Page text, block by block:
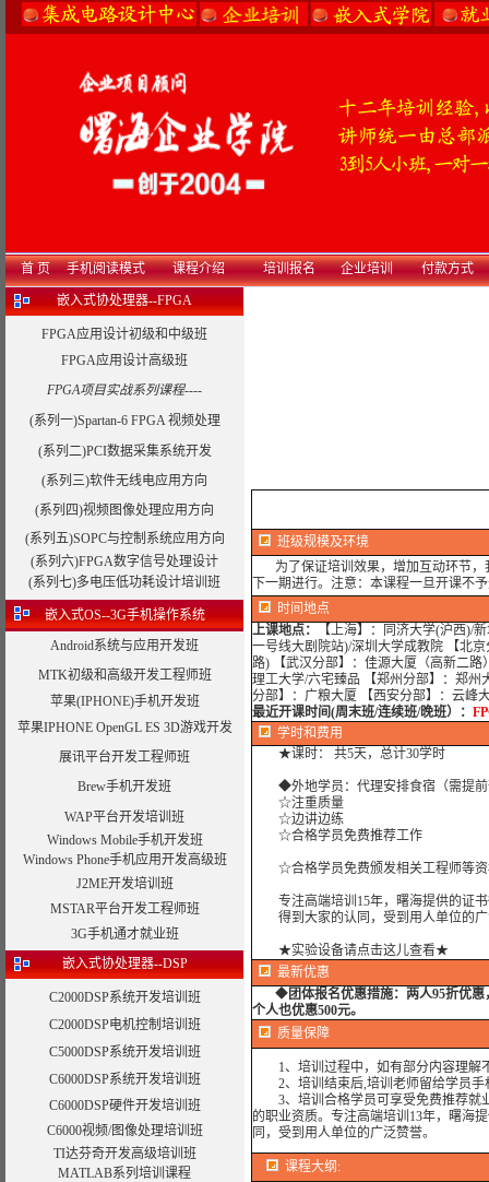
首 页 手机阅读模式 课程介绍 培训报名 企业培训 付款方式
嵌入式协处理器--FPGA
FPGA应用设计初级和中级班
FPGA应用设计高级班
FPGA项目实战系列课程----
(系列一)Spartan-6 FPGA 视频处理
(系列二)PCI数据采集系统开发
(系列三)软件无线电应用方向
(系列四)视频图像处理应用方向
(系列五)SOPC与控制系统应用方向
(系列六)FPGA数字信号处理设计
(系列七)多电压低功耗设计培训班
嵌入式OS--3G手机操作系统
Android系统与应用开发班
MTK初级和高级开发工程师班
苹果(IPHONE)手机开发班
苹果IPHONE OpenGL ES 3D游戏开发
展讯平台开发工程师班
Brew手机开发班
WAP平台开发培训班
Windows Mobile手机开发班
Windows Phone手机应用开发高级班
J2ME开发培训班
MSTAR平台开发工程师班
3G手机通才就业班
嵌入式协处理器--DSP
C2000DSP系统开发培训班
C2000DSP电机控制培训班
C5000DSP系统开发培训班
C6000DSP系统开发培训班
C6000DSP硬件开发培训班
C6000视频/图像处理培训班
TI达芬奇开发高级培训班
MATLAB系列培训课程
班级规模及环境
为了保证培训效果，增加互动环节，
下一期进行。 注意：本课程一旦开课不
时间地点
上课地点：
【上海】：同济大学(沪西)/
一号线大剧院站)/深圳大学成教院 【北
路) 【武汉分部】：佳源大厦（高新二
理工大学/六宅臻品 【郑州分部】：郑州
分部】：广粮大厦 【西安分部】：云峰
最近开课时间(周末班/连续班/晚班）：
学时和费用
★课时： 共5天，总计30学时
◆外地学员：代理安排食宿（需提前
☆注重质量
☆边讲边练
☆合格学员免费推荐工作
☆合格学员免费颁发相关工程师等资
专注高端培训15年，曙海提供的证书
得到大家的认同，受到用人单位的广
★实验设备请点击这儿查看★
最新优惠
◆团体报名优惠措施： 两人95折优
个人也优惠500元。
质量保障
1、培训过程中，如有部分内容理解
2、培训结束后,培训老师留给学员手
3、培训合格学员可享受免费推荐就
的职业资质。专注高端培训13年，曙海
同，受到用人单位的广泛赞誉。
课程大纲 :